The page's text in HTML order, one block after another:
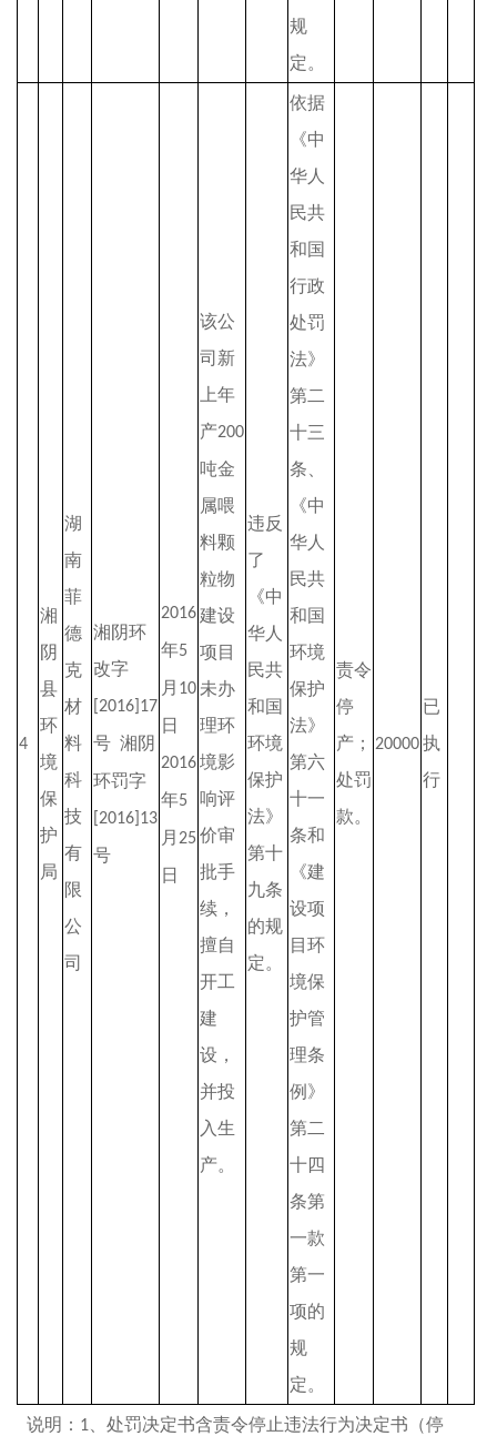
规
定。
4
湘
阴
县
环
境
保
护
局
湖
南
菲
德
克
材
料
科
技
有
限
公
司
湘阴环
改字
[2016]17
号 湘阴
环罚字
[2016]13
号
2016
年5
月 10
日
2016
年5
月 25
日
该公
司新
上年
产200
吨金
属喂
料颗
粒物
建设
项目
未办
理环
境影
响评
价审
批手
续，
擅自
开工
建
设，
并投
入生
产。
违反
了
《中
华人
民共
和国
环境
保护
法》
第十
九条
的规
定。
依据
《中
华人
民共
和国
行政
处罚
法》
第二
十三
条、
《中
华人
民共
和国
环境
保护
法》
第六
十一
条和
《建
设项
目环
境保
护管
理条
例》
第二
十四
条第
一款
第一
项的
规
定。
责令
停
产；
处罚
款。
20000
已
执
行
说明： 1 、处罚决定书含责令停止违法行为决定书（停